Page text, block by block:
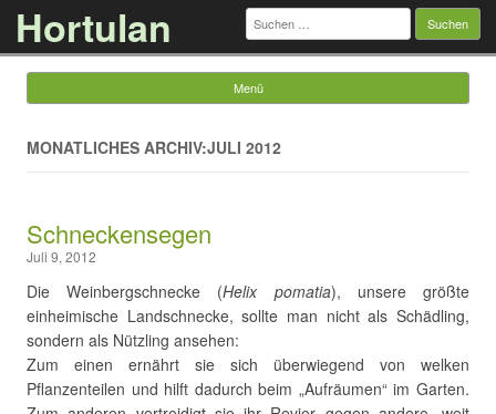
Hortulan Suchen
nach:
Menü
MONATLICHES ARCHIV:JULI 2012
Schneckensegen
Juli 9, 2012
Die Weinbergschnecke (Helix pomatia), unsere größte
einheimische Landschnecke, sollte man nicht als Schädling,
sondern als Nützling ansehen:
Zum einen ernährt sie sich überwiegend von welken
Pflanzenteilen und hilft dadurch beim „Aufräumen“ im Garten.